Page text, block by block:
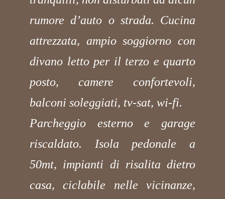
rumore d’auto o strada. Cucina
attrezzata, ampio soggiorno con
divano letto per il terzo e quarto
posto, camere confortevoli,
balconi soleggiati, tv-sat, wi-fi.
Parcheggio esterno e garage
riscaldato. Isola pedonale a
50mt, impianti di risalita dietro
casa, ciclabile nelle vicinanze,